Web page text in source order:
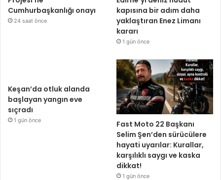
Cumhurbaşkanlığı onayı
24 saat önce
kapısına bir adım daha
yaklaştıran Enez Limanı
kararı
1 gün önce
Keşan’da otluk alanda
başlayan yangın eve
sıçradı
1 gün önce
Fast Moto 22 Başkanı
Selim Şen’den sürücülere
hayati uyarılar: Kurallar,
karşılıklı saygı ve kaska
dikkat!
1 gün önce